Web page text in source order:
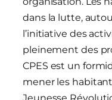
dans la lutte,
l’initiative des
pleinement des
CPES est un
mener les